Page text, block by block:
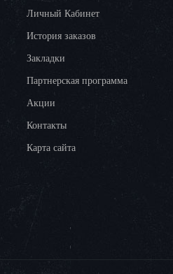
Личный Кабинет
История заказов
Закладки
Партнерская программа
Акции
Контакты
Карта сайта